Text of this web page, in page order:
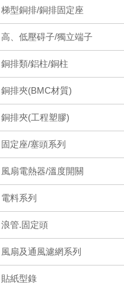
梯型銅排/銅排固定座
高、低壓碍子/獨立端子
銅排類/鋁柱/銅柱
銅排夾(BMC材質)
銅排夾(工程塑膠)
固定座/塞頭系列
風扇電熱器/溫度開關
電料系列
浪管.固定頭
風扇及通風濾網系列
貼紙型錄